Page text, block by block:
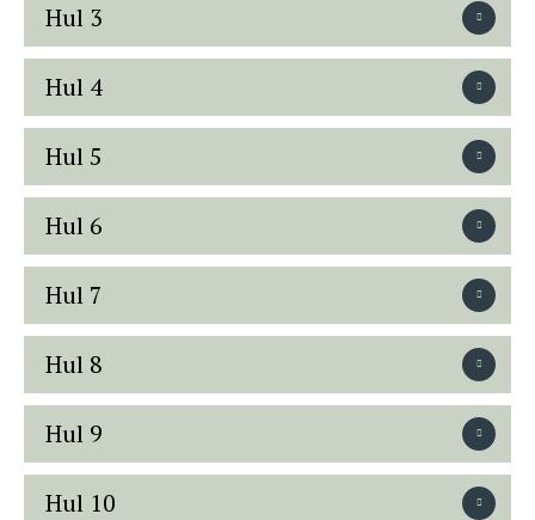
Hul 3
Hul 4
Hul 5
Hul 6
Hul 7
Hul 8
Hul 9
Hul 10